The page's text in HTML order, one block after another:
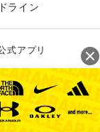
ライン
式アプリ